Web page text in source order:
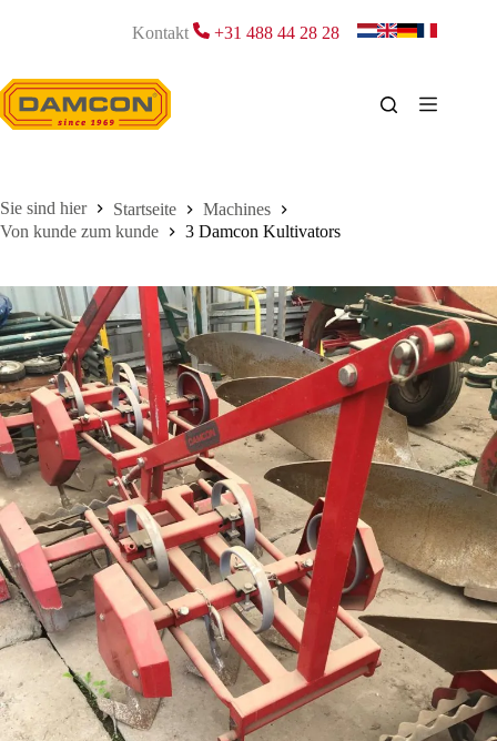
Kontakt +31 488 44 28 28
Startseite
Machines
Von kunde zum kunde
3 Damcon Kultivators